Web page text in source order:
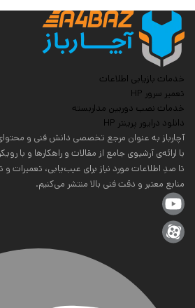
خدمات بازیابی اطلاعات
تعمیر سرور HP
خدمات نصب دوربین مداربسته
دانلود درایور پرینتر HP
آچارباز به عنوان مرجع تخصصی دانش فنی و
با ارائه‌ی آرشیوی جامع از مقالات و راهکارها و
تا صدِ اطلاعات مورد نیاز برای عیب‌یابی، تعمیرات و
منابع معتبر و دقت فنی بالا منتشر می‌کنیم.